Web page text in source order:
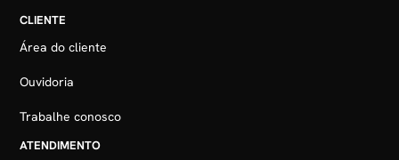
CLIENTE
Área do cliente
Ouvidoria
Trabalhe conosco
ATENDIMENTO